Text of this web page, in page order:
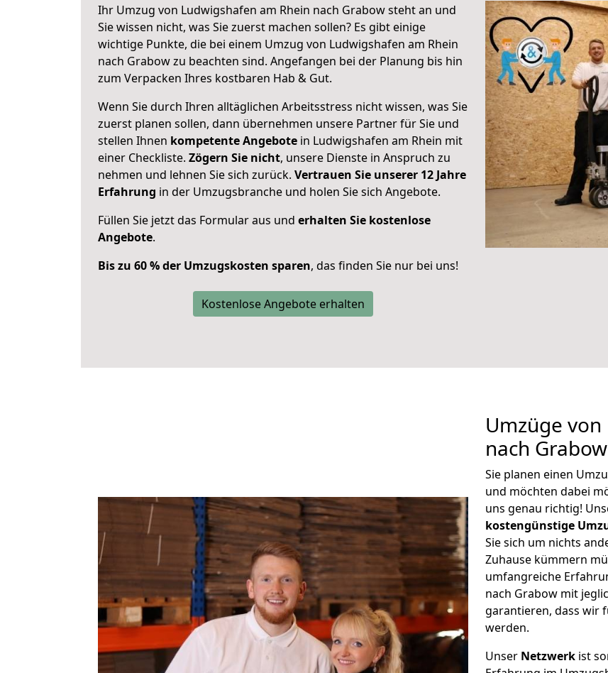
Ihr Umzug von Ludwigshafen am Rhein nach Grabow steht an und
Sie wissen nicht, was Sie zuerst machen sollen? Es gibt einige
wichtige Punkte, die bei einem Umzug von Ludwigshafen am Rhein
nach Grabow zu beachten sind. Angefangen bei der Planung bis hin
zum Verpacken Ihres kostbaren Hab & Gut.
Wenn Sie durch Ihren alltäglichen Arbeitsstress nicht wissen, was Sie
zuerst planen sollen, dann übernehmen unsere Partner für Sie und
stellen Ihnen kompetente Angebote in Ludwigshafen am Rhein mit
einer Checkliste. Zögern Sie nicht, unsere Dienste in Anspruch zu
nehmen und lehnen Sie sich zurück. Vertrauen Sie unserer 12 Jahre
Erfahrung in der Umzugsbranche und holen Sie sich Angebote.
Füllen Sie jetzt das Formular aus und erhalten Sie kostenlose
Angebote.
Bis zu 60 % der Umzugskosten sparen, das finden Sie nur bei uns!
Kostenlose Angebote erhalten
Umzüge
nach
Sie planen einen
und möchten dabei
uns genau richtig!
kostengünstige
Sie sich um nichts
Zuhause kümmern
umfangreiche
nach Grabow mit
garantieren, dass wir
werden.
Unser Netzwerk ist